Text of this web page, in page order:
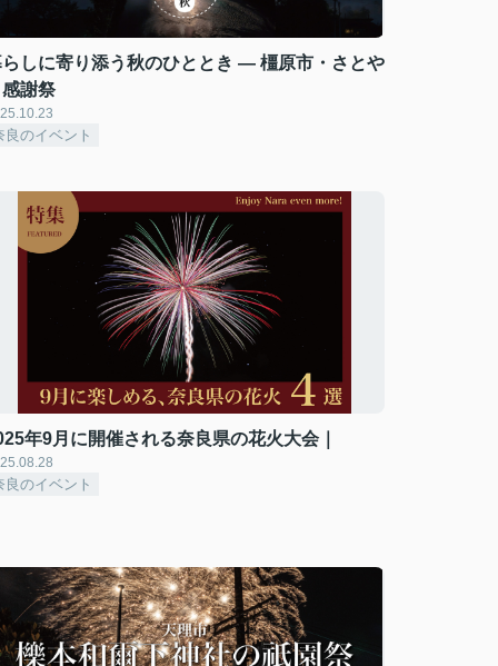
しに寄り添う秋のひととき — 橿原市・さとや
謝祭
良のイベント
年9月に開催される奈良県の花火大会｜
良のイベント